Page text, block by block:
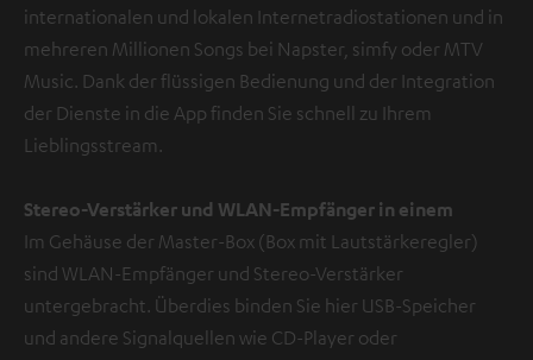
internationalen und lokalen Internetradiostationen und in
mehreren Millionen Songs bei Napster, simfy oder MTV
Music. Dank der flüssigen Bedienung und der Integration
der Dienste in die App finden Sie schnell zu Ihrem
Lieblingsstream.
Stereo-Verstärker und WLAN-Empfänger in einem
Im Gehäuse der Master-Box (Box mit Lautstärkeregler)
sind WLAN-Empfänger und Stereo-Verstärker
untergebracht. Überdies binden Sie hier USB-Speicher
und andere Signalquellen wie CD-Player oder